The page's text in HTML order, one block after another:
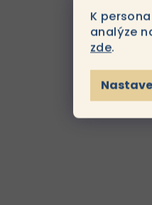
K
analýze
zde.